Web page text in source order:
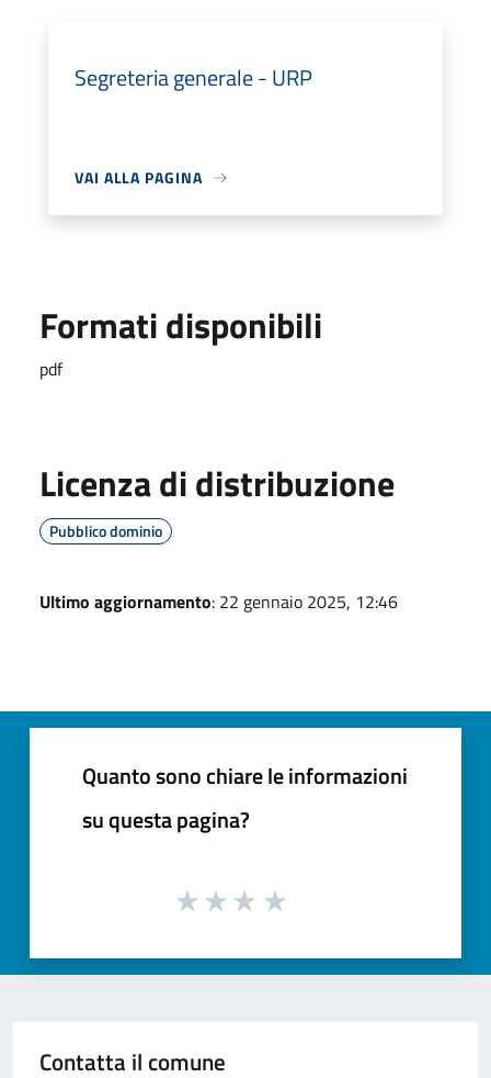
Segreteria generale - URP
VAI ALLA PAGINA
Formati disponibili
pdf
Licenza di distribuzione
Pubblico dominio
Ultimo aggiornamento: 22 gennaio 2025, 12:46
Quanto sono chiare le informazioni
su questa pagina?
Contatta il comune